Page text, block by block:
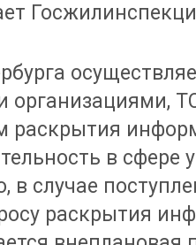
организациями,
раскрытия
в сфере
случае
раскрытия